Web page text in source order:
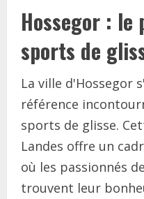
Hossegor : le
sports de
La ville d'Hossegor
référence
sports de glisse.
Landes offre un
où les passionnés
trouvent leur